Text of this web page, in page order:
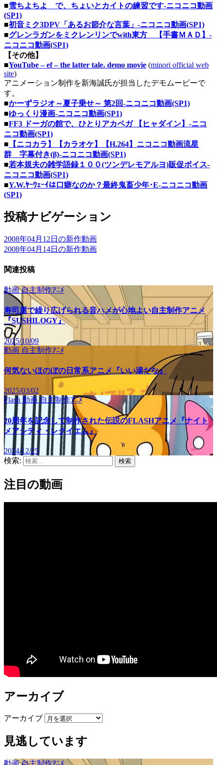
■雪ちよちよ で、ちょいとカイトの練習です‐ニコニコ動画
(SP1)
■初音ミク3DPV「あるお節介な言葉」‐ニコニコ動画(SP1)
■グレンラガンをミクレンリンでwith東方 【手書ＭＡＤ】‐
ニコニコ動画(SP1)
【その他】
■YouTube – ef – the latter tale. demo movie (minori official web
site)
アニメーション制作を新海誠氏が担当したデモムービーで
す。
■かーずラジオ～夏子乗せ～ 第2回‐ニコニコ動画(SP1)
■ゆっくり漫画‐ニコニコ動画(SP1)
■FF3 ドーガの館で、ひとりアカペガ 【ヒャダイン】‐ニコ
ニコ動画(SP1)
■ 【ニコカラ】【カラオケ】【H.264】ニコニコ動画流星
群 字幕付き(β)‐ニコニコ動画(SP1)
■若本規夫の雑学語録１００(ツンデレモアルヨ)販促ボイス‐
ニコニコ動画(SP1)
■Y.W.ﾔｰｳｪｰｲは口癖なのか？最終鬼畜少年･E‐ニコニコ動画
(SP1)
投稿ナビゲーション
2008年04月12日の新作動画
2008年04月14日の新作動画
関連投稿
動画自主制作ｱﾆﾒ
寿司屋で繰り広げられる音ハメが心地よい自主制作アニメ
『SUSHILOGY』
2025/10/09
動画 自主制作ｱﾆﾒ
何気ないほのぼの日常系アニメ『いい湯だな』
2025/03/02
Flash 動画自主制作ｱﾆﾒ
20周年を記念して制作された伝説のFLASHアニメ『ナイト
メアシティ・レクイエム』
2024/12/25
検索:
注目の動画
アーカイブ
アーカイブ
見逃しています